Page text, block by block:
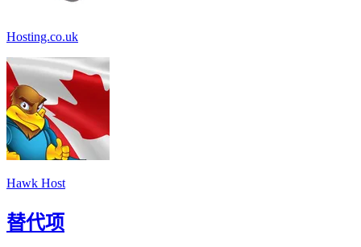
Hosting.co.uk
Hawk Host
替代项